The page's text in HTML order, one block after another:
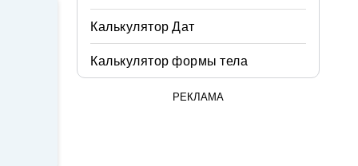
Калькулятор Дат
Калькулятор формы тела
РЕКЛАМА